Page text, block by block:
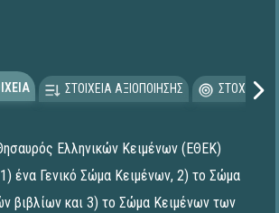
ΣΤΟΙΧΕΙΑ ΑΞΙΟΠΟΙΗΣΗΣ
Ελληνικών Κειμένων (ΕΘΕΚ)
ένα Γενικό Σώμα Κειμένων, 2) το Σώμα
βιβλίων και 3) το Σώμα Κειμένων των